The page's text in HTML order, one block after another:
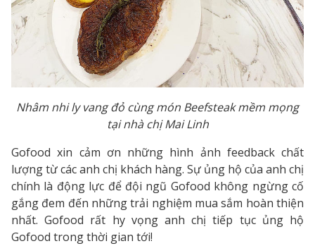
Nhâm nhi ly vang đỏ cùng món Beefsteak mềm mọng
tại nhà chị Mai Linh
Gofood xin cảm ơn những hình ảnh feedback chất
lượng từ các anh chị khách hàng. Sự ủng hộ của anh chị
chính là động lực để đội ngũ Gofood không ngừng cố
gắng đem đến những trải nghiệm mua sắm hoàn thiện
nhất. Gofood rất hy vọng anh chị tiếp tục ủng hộ
Gofood trong thời gian tới!